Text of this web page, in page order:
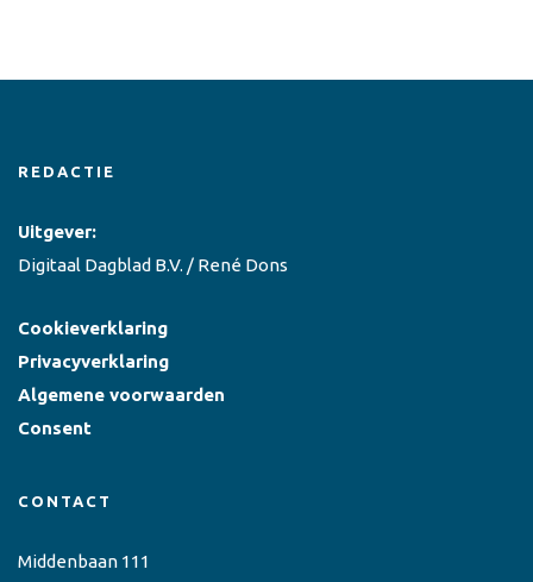
REDACTIE
Uitgever:
Digitaal Dagblad B.V. / René Dons
Cookieverklaring
Privacyverklaring
Algemene voorwaarden
Consent
CONTACT
Middenbaan 111